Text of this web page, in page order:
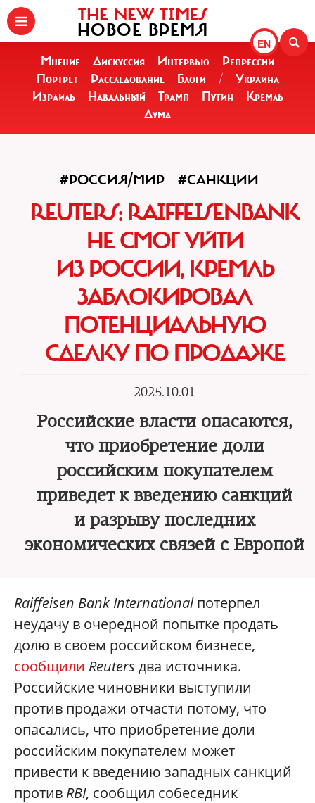
EN
THE NEW TIMES
НОВОЕ ВРЕМЯ
Мнение Дискуссия Интервью
Репрессии
Портрет
Расследование Блоги /
Украина
Израиль
Навальный Трамп Путин
Кремль
Дума
#РОССИЯ/МИР #САНКЦИИ
REUTERS: RAIFFEISENBANK
НЕ СМОГ УЙТИ
ИЗ РОССИИ, КРЕМЛЬ
ЗАБЛОКИРОВАЛ
ПОТЕНЦИАЛЬНУЮ
СДЕЛКУ ПО ПРОДАЖЕ
2025.10.01
Российские власти опасаются,
что приобретение доли
российским покупателем
приведет к введению санкций
и разрыву последних
экономических связей с Европой
Raiffeisen Bank Internationalпотерпел
неудачу в очередной попытке продать
долю в своем российском бизнесе,
сообщили Reuters два источника.
Российские чиновники выступили
против продажи отчасти потому, что
опасались, что приобретение доли
российским покупателем может
привести к введению западных санкций
против RBI, сообщил собеседник